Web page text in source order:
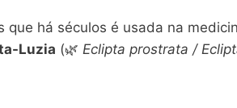
há séculos é usada na
Luzia (🌿 Eclipta prostrata /